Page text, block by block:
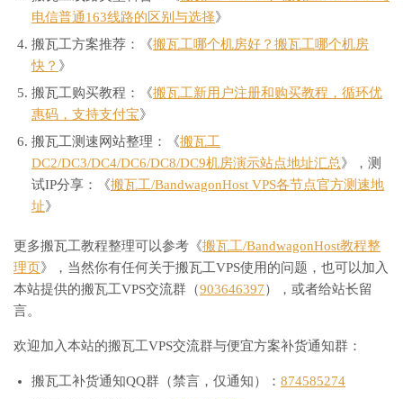
电信普通163线路的区别与选择》
搬瓦工方案推荐：《搬瓦工哪个机房好？搬瓦工哪个机房
快？ 》
搬瓦工购买教程：《搬瓦工新用户注册和购买教程，循环优
惠码，支持支付宝》
搬瓦工测速网站整理：《搬瓦工
DC2/DC3/DC4/DC6/DC8/DC9机房演示站点地址汇总》，测
试IP分享：《搬瓦工/BandwagonHost VPS各节点官方测速地
址》
更多搬瓦工教程整理可以参考《搬瓦工/BandwagonHost教程整
理页》，当然你有任何关于搬瓦工VPS使用的问题，也可以加入
本站提供的搬瓦工VPS交流群（903646397），或者给站长留
言。
欢迎加入本站的搬瓦工VPS交流群与便宜方案补货通知群：
搬瓦工补货通知QQ群（禁言，仅通知）： 874585274